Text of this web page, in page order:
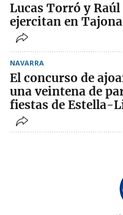
Lucas Torró y
ejercitan en
NAVARRA
El concurso de
una veintena de
fiestas de Estella-